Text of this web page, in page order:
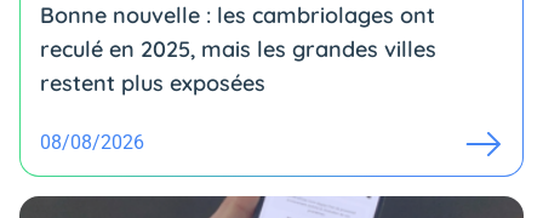
Bonne nouvelle : les cambriolages ont
reculé en 2025, mais les grandes villes
restent plus exposées
08/08/2026